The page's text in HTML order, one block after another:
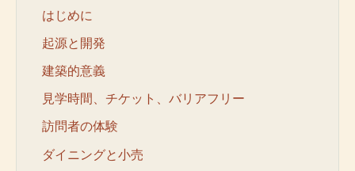
はじめに
起源と開発
建築的意義
見学時間、チケット、バリアフリー
訪問者の体験
ダイニングと小売